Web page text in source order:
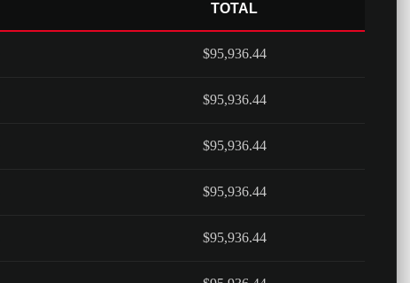
TOTAL
$95,936.44
$95,936.44
$95,936.44
$95,936.44
$95,936.44